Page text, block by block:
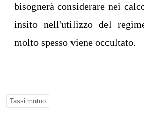
bisognerà considerare nei
insito nell'utilizzo del
molto spesso viene occultato.
Tassi mutuo